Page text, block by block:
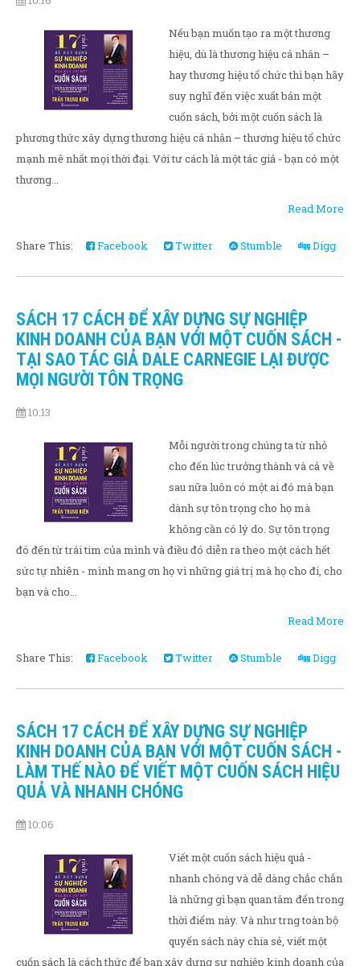
Nếu bạn muốn tạo ra một thương
hiệu, dù là thương hiệu cá nhân –
hay thương hiệu tổ chức thì bạn hãy
suy nghĩ đến việc xuất bản một
cuốn sách, bởi một cuốn sách là
phương thức xây dựng thương hiệu cá nhân – thương hiệu tổ chức
mạnh mẽ nhất mọi thời đại. Với tư cách là một tác giả - bạn có một
thương...
Read More
Share This: Facebook Twitter Stumble Digg
SÁCH 17 CÁCH ĐỂ XÂY DỰNG SỰ NGHIỆP
KINH DOANH CỦA BẠN VỚI MỘT CUỐN SÁCH -
TẠI SAO TÁC GIẢ DALE CARNEGIE LẠI ĐƯỢC
MỌI NGƯỜI TÔN TRỌNG
10:13
Mỗi người trong chúng ta từ nhỏ
cho đến lúc trưởng thành và cả về
sau nữa luôn có một ai đó mà bạn
dành sự tôn trọng cho họ mà
không cần có lý do. Sự tôn trọng
đó đến từ trái tim của mình và điều đó diễn ra theo một cách hết
sức tự nhiên - mình mang ơn họ vì những giá trị mà họ cho đi, cho
bạn và cho...
Read More
Share This: Facebook Twitter Stumble Digg
SÁCH 17 CÁCH ĐỂ XÂY DỰNG SỰ NGHIỆP
KINH DOANH CỦA BẠN VỚI MỘT CUỐN SÁCH -
LÀM THẾ NÀO ĐỂ VIẾT MỘT CUỐN SÁCH HIỆU
QUẢ VÀ NHANH CHÓNG
10:06
Viết một cuốn sách hiệu quả -
nhanh chóng và dễ dàng chắc chắn
là những gì bạn quan tâm đến trong
thời điểm này. Và như trng toàn bộ
quyển sách này chia sẻ, viết một
cuốn sách là cách thức để bạn xây dựng sự nghiệp kinh doanh của